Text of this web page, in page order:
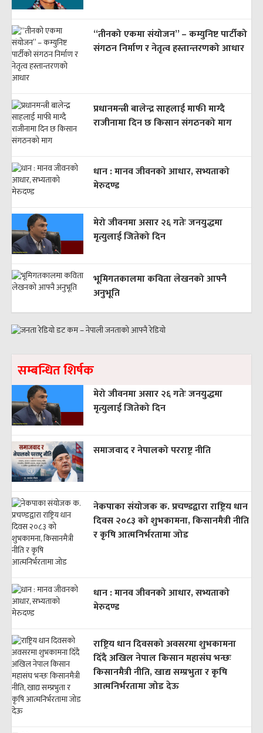
“तीनको एकमा संयोजन” – कम्युनिष्ट पार्टीको
संगठन निर्माण र नेतृत्व हस्तान्तरणको आधार
प्रधानमन्त्री बालेन्द्र साहलाई माफी माग्दै
राजीनामा दिन छ किसान संगठनको माग
धान : मानव जीवनको आधार, सभ्यताको
मेरुदण्ड
मेरो जीवनमा असार २६ गतेः जनयुद्धमा
मृत्युलाई जितेको दिन
भूमिगतकालमा कविता लेखनको आफ्नै
अनुभूति
सम्बन्धित शिर्षक
मेरो जीवनमा असार २६ गतेः जनयुद्धमा
मृत्युलाई जितेको दिन
समाजवाद र नेपालको परराष्ट्र नीति
नेकपाका संयोजक क. प्रचण्डद्वारा राष्ट्रिय धान
दिवस २०८३ को शुभकामना, किसानमैत्री नीति
र कृषि आत्मनिर्भरतामा जोड
धान : मानव जीवनको आधार, सभ्यताको
मेरुदण्ड
राष्ट्रिय धान दिवसको अवसरमा शुभकामना
दिँदै अखिल नेपाल किसान महासंघ भन्छः
किसानमैत्री नीति, खाद्य सम्प्रभुता र कृषि
आत्मनिर्भरतामा जोड देऊ